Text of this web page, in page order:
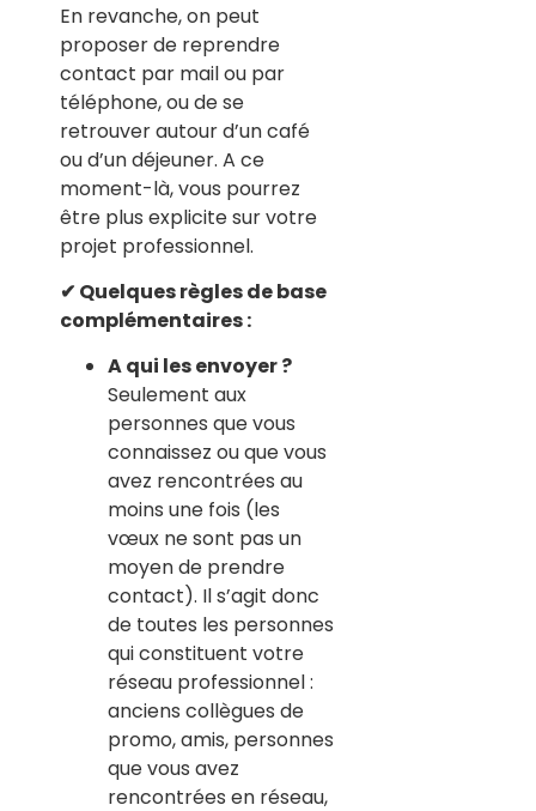
En revanche, on peut
proposer de reprendre
contact par mail ou par
téléphone, ou de se
retrouver autour d’un café
ou d’un déjeuner. A ce
moment-là, vous pourrez
être plus explicite sur votre
projet professionnel.
✔ Quelques règles de base
complémentaires :
A qui les envoyer ?
Seulement aux
personnes que vous
connaissez ou que vous
avez rencontrées au
moins une fois (les
vœux ne sont pas un
moyen de prendre
contact). Il s’agit donc
de toutes les personnes
qui constituent votre
réseau professionnel :
anciens collègues de
promo, amis, personnes
que vous avez
rencontrées en réseau,